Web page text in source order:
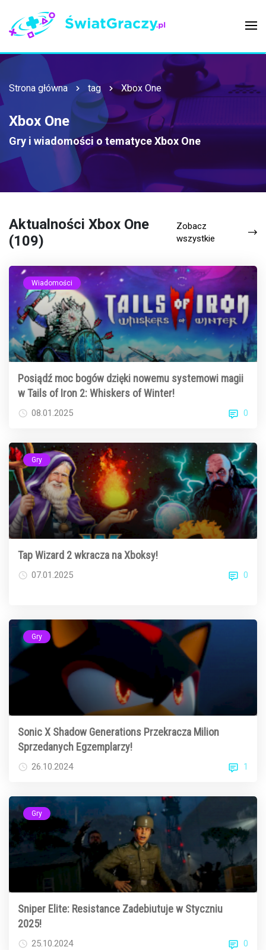
Strona główna tag Xbox One
Xbox One
Gry i wiadomości o tematyceXbox One
Aktualności Xbox One
(109)
Zobacz
wszystkie
Wiadomości
Posiądź moc bogów dzięki nowemu systemowi magii
w Tails of Iron 2: Whiskers of Winter!
08.01.2025 0
Gry
Tap Wizard 2 wkracza na Xboksy!
07.01.2025 0
Gry
Sonic X Shadow Generations Przekracza Milion
Sprzedanych Egzemplarzy!
26.10.2024 1
Gry
Sniper Elite: Resistance Zadebiutuje w Styczniu
2025!
25.10.2024 0